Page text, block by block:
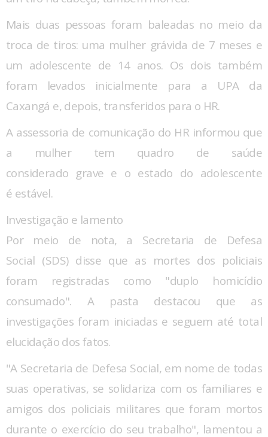
Mais duas pessoas foram baleadas no meio da
troca de tiros: uma mulher grávida de 7 meses e
um adolescente de 14 anos. Os dois também
foram levados inicialmente para a UPA da
Caxangá e, depois, transferidos para o HR.
A assessoria de comunicação do HR informou que
a mulher tem quadro de saúde
considerado grave e o estado do adolescente
é estável.
Investigação e lamento
Por meio de nota, a Secretaria de Defesa
Social (SDS) disse que as mortes dos policiais
foram registradas como "duplo homicídio
consumado". A pasta destacou que as
investigações foram iniciadas e seguem até total
elucidação dos fatos.
"A Secretaria de Defesa Social, em nome de todas
suas operativas, se solidariza com os familiares e
amigos dos policiais militares que foram mortos
durante o exercício do seu trabalho", lamentou a